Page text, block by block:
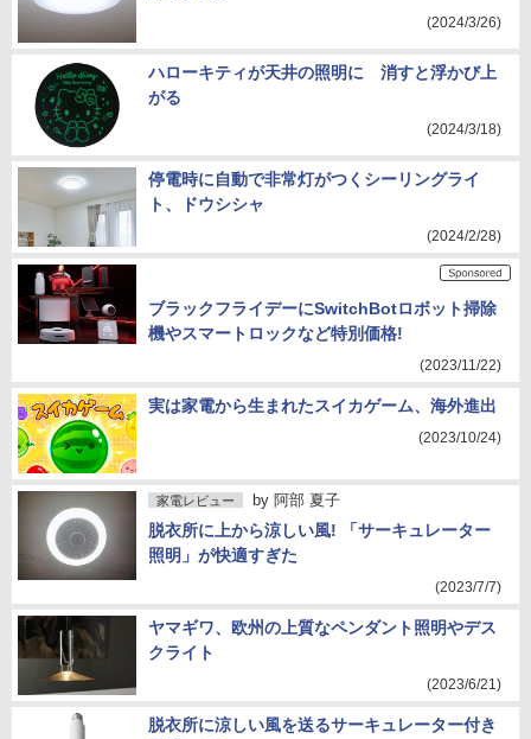
(2024/3/26)
ハローキティが天井の照明に 消すと浮かび上
がる
(2024/3/18)
停電時に自動で非常灯がつくシーリングライ
ト、ドウシシャ
(2024/2/28)
ブラックフライデーにSwitchBotロボット掃除
機やスマートロックなど特別価格!
(2023/11/22)
実は家電から生まれたスイカゲーム、海外進出
(2023/10/24)
家電レビュー by 阿部 夏子
脱衣所に上から涼しい風! 「サーキュレーター
照明」が快適すぎた
(2023/7/7)
ヤマギワ、欧州の上質なペンダント照明やデス
クライト
(2023/6/21)
脱衣所に涼しい風を送るサーキュレーター付き